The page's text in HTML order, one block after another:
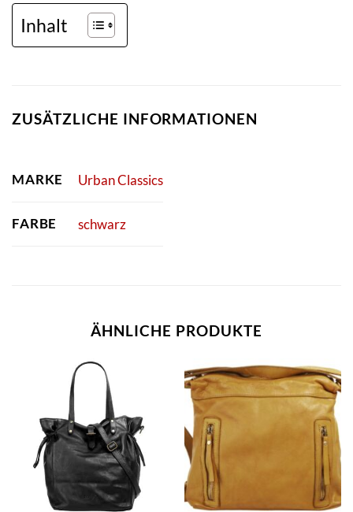
Inhalt
ZUSÄTZLICHE INFORMATIONEN
MARKE Urban Classics
FARBE schwarz
ÄHNLICHE PRODUKTE